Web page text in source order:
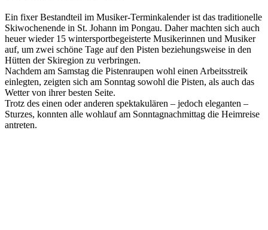
Ein fixer Bestandteil im Musiker-Terminkalender ist das traditionelle
Skiwochenende in St. Johann im Pongau. Daher machten sich auch
heuer wieder 15 wintersportbegeisterte Musikerinnen und Musiker
auf, um zwei schöne Tage auf den Pisten beziehungsweise in den
Hütten der Skiregion zu verbringen.
Nachdem am Samstag die Pistenraupen wohl einen Arbeitsstreik
einlegten, zeigten sich am Sonntag sowohl die Pisten, als auch das
Wetter von ihrer besten Seite.
Trotz des einen oder anderen spektakulären – jedoch eleganten –
Sturzes, konnten alle wohlauf am Sonntagnachmittag die Heimreise
antreten.